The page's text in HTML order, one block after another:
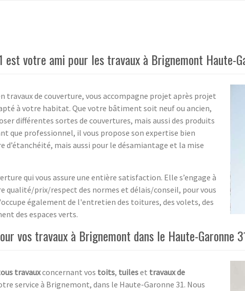
est votre ami pour les travaux à Brignemont Haute-
travaux de couverture, vous accompagne projet après projet
à votre habitat. Que votre bâtiment soit neuf ou ancien,
différentes sortes de couvertures, mais aussi des produits
que professionnel, il vous propose son expertise bien
d’étanchéité, mais aussi pour le désamiantage et la mise
qui vous assure une entière satisfaction. Elle s’engage à
qualité/prix/respect des normes et délais/conseil, pour vous
également de l'entretien des toitures, des volets, des
des espaces verts.
vos travaux à Brignemont dans le Haute-Garonne
travauxconcernant vos toits, tuileset travaux de
service à Brignemont, dans le Haute-Garonne 31. Nous